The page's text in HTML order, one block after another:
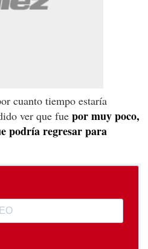
cuanto tiempo estaría
ver que fue por muy poco,
podría regresar para